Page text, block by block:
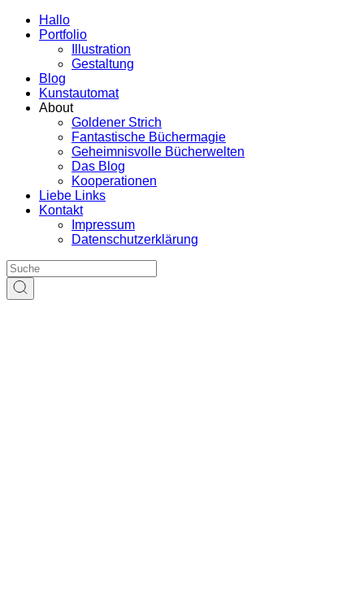
Hallo
Portfolio
Illustration
Gestaltung
Blog
Kunstautomat
About
Goldener Strich
Fantastische Büchermagie
Geheimnisvolle Bücherwelten
Das Blog
Kooperationen
Liebe Links
Kontakt
Impressum
Datenschutzerklärung